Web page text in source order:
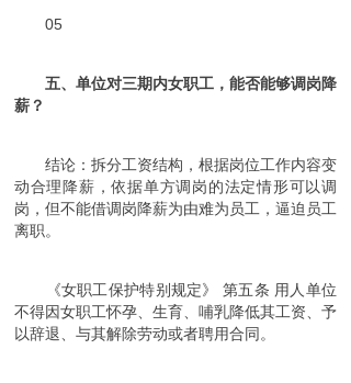
05
五、单位对三期内女职工，能否能够调岗降
薪？
结论：拆分工资结构，根据岗位工作内容变
动合理降薪，依据单方调岗的法定情形可以调
岗，但不能借调岗降薪为由难为员工，逼迫员工
离职。
《女职工保护特别规定》 第五条 用人单位
不得因女职工怀孕、生育、哺乳降低其工资、予
以辞退、与其解除劳动或者聘用合同。